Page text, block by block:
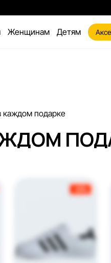
Женщинам Детям
каждом подарке